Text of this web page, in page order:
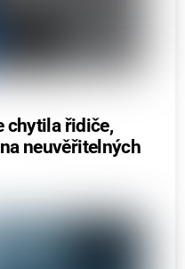
chytila řidiče,
neuvěřitelných